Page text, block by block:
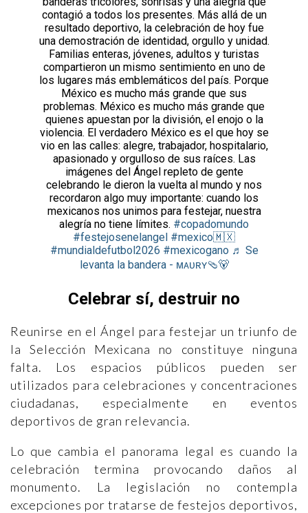
contagió a todos los presentes. Más allá de un
resultado deportivo, la celebración de hoy fue
una demostración de identidad, orgullo y unidad.
Familias enteras, jóvenes, adultos y turistas
compartieron un mismo sentimiento en uno de
los lugares más emblemáticos del país. Porque
México es mucho más grande que sus
problemas. México es mucho más grande que
quienes apuestan por la división, el enojo o la
violencia. El verdadero México es el que hoy se
vio en las calles: alegre, trabajador, hospitalario,
apasionado y orgulloso de sus raíces. Las
imágenes del Ángel repleto de gente
celebrando le dieron la vuelta al mundo y nos
recordaron algo muy importante: cuando los
mexicanos nos unimos para festejar, nuestra
alegría no tiene límites. #copadomundo
#festejosenelangel #mexico🇲🇽
#mundialdefutbol2026 #mexicogano ♬ Se
levanta la bandera - ᴍᴀᴜʀʏ🩴🐻
Celebrar sí, destruir no
Reunirse en el Ángel para festejar un triunfo de
la Selección Mexicana no constituye ninguna
falta. Los espacios públicos pueden ser
utilizados para celebraciones y concentraciones
ciudadanas, especialmente en eventos
deportivos de gran relevancia.
Lo que cambia el panorama legal es cuando la
celebración termina provocando daños al
monumento. La legislación no contempla
excepciones por tratarse de festejos deportivos,